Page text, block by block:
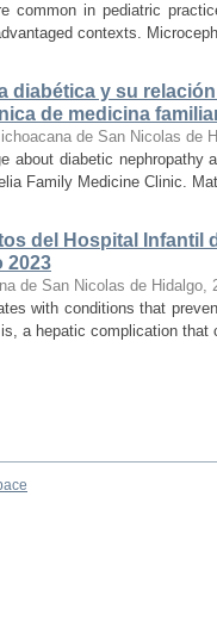
common in pediatric
contexts.
diabética y su
de medicina
de San Nicolas de
about diabetic nephropathy
Family Medicine Clinic.
del Hospital Infantil
2023
de San Nicolas de Hidalgo,
with conditions that
a hepatic complication that